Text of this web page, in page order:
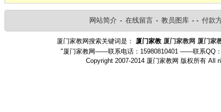
网站简介 - 在线留言 - 教员图库 - - 付款
厦门家教网搜索关键词是： 厦门家教 厦门家教网 厦门家
"厦门家教网——联系电话：15980810401 ——联系QQ
Copyright 2007-2014 厦门家教网 版权所有 All